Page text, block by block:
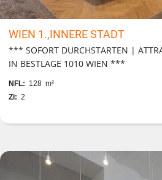
WIEN 1.,INNERE STADT
*** SOFORT DURCHSTARTEN |
IN BESTLAGE 1010 WIEN ***
NFL: 128 m²
Zi: 2